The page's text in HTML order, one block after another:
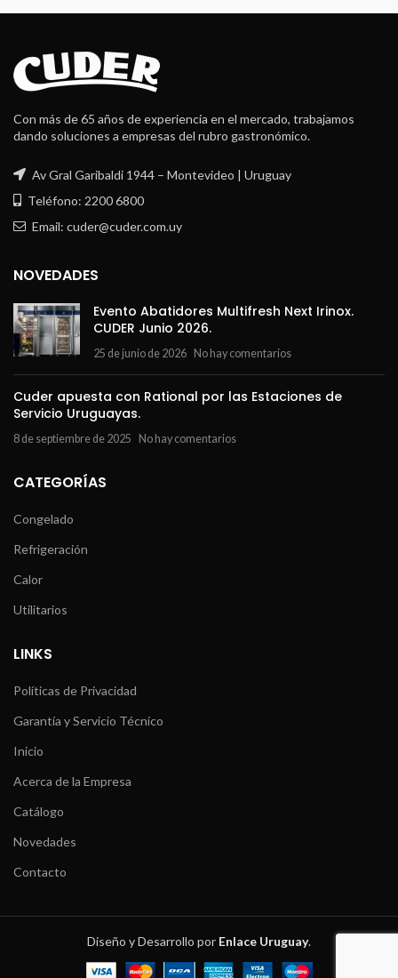
Con más de 65 años de experiencia en el mercado, trabajamos
dando soluciones a empresas del rubro gastronómico.
Av Gral Garibaldi 1944 – Montevideo | Uruguay
Teléfono: 2200 6800
Email: cuder@cuder.com.uy
NOVEDADES
Evento Abatidores Multifresh Next Irinox.
CUDER Junio 2026.
25 de junio de 2026 No hay comentarios
Cuder apuesta con Rational por las Estaciones de
Servicio Uruguayas.
8 de septiembre de 2025 No hay comentarios
CATEGORÍAS
Congelado
Refrigeración
Calor
Utilitarios
LINKS
Políticas de Privacidad
Garantía y Servicio Técnico
Inicio
Acerca de la Empresa
Catálogo
Novedades
Contacto
Diseño y Desarrollo por Enlace Uruguay.